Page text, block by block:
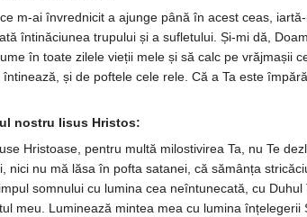
m-ai învred­ni­cit a ajunge până în acest ceas,
în­tină­ciu­nea trupului și a su­fletului. Și-mi dă,
în toate zi­lele vieții mele și să calc pe vrăjmașii
și de pof­tele cele rele. Că a Ta este
nostru Iisus Hristos:
Hris­toase, pentru multă milostivirea Ta, nu Te
nici nu mă lăsa în pofta satanei, că sămânța
somnului cu lumina cea ne­întunecată, cu
meu. Lu­­mi­nează mintea mea cu lumina